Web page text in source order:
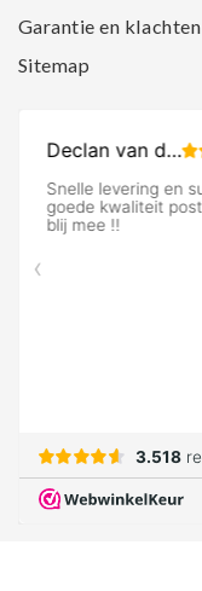
Garantie en klachten
Sitemap